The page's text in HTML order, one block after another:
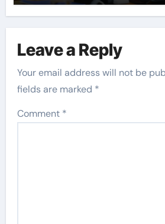
Leave a Reply
Your email address will not be
fields are marked *
Comment *